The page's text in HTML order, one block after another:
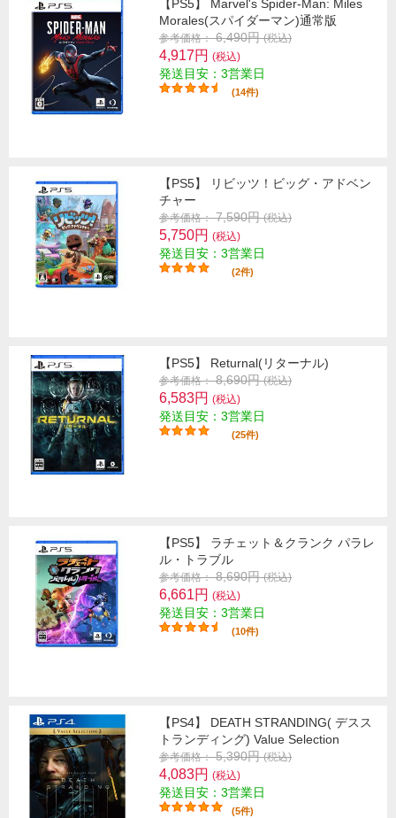
【PS5】 Marvel's Spider-Man: Miles
Morales(スパイダーマン)通常版
参考価格： 6,490円(税込)
4,917円 (税込)
発送目安：3営業日
(14件)
【PS5】 リビッツ！ビッグ・アドベン
チャー
参考価格： 7,590円(税込)
5,750円 (税込)
発送目安：3営業日
(2件)
【PS5】 Returnal(リターナル)
参考価格： 8,690円(税込)
6,583円 (税込)
発送目安：3営業日
(25件)
【PS5】 ラチェット＆クランク パラレ
ル・トラブル
参考価格： 8,690円(税込)
6,661円 (税込)
発送目安：3営業日
(10件)
【PS4】 DEATH STRANDING( デスス
トランディング) Value Selection
参考価格： 5,390円(税込)
4,083円 (税込)
発送目安：3営業日
(5件)